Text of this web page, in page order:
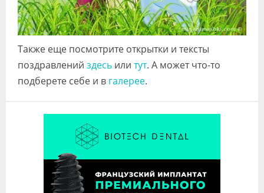
Также еще посмотрите открытки и тексты
поздравлений здесь или тут. А может что-то
подберете себе и в галерее.